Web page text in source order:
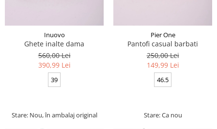
Inuovo
Ghete inalte dama
560,00 Lei
390,99 Lei
39
Stare: Nou, în ambalaj original
Pier One
Pantofi casual barbati
250,00 Lei
149,99 Lei
46.5
Stare: Ca nou